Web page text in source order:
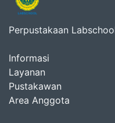
Perpustakaan
Informasi
Layanan
Pustakawan
Area Anggota